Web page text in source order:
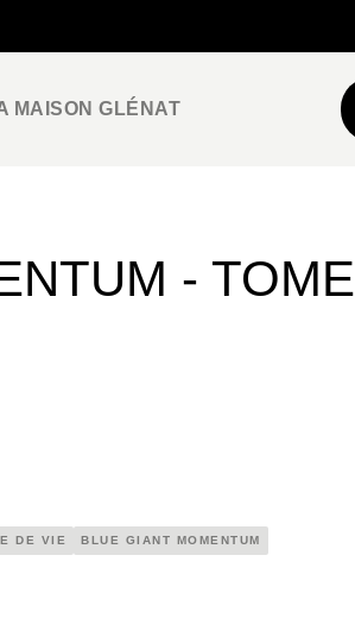
MAISON GLÉNAT
- TOME
DE VIE BLUE GIANT MOMENTUM